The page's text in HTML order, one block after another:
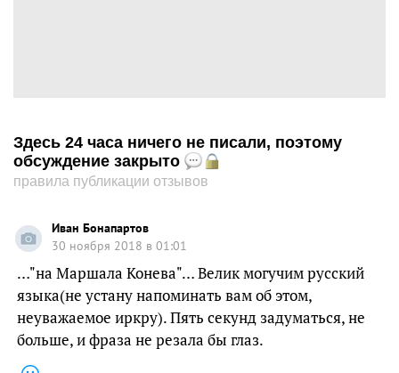
Здесь 24 часа ничего не писали, поэтому
обсуждение закрыто
правила публикации отзывов
Иван Бонапартов
30 ноября 2018 в 01:01
…"на Маршала Конева"… Велик могучим русский
языка(не устану напоминать вам об этом,
неуважаемое иркру). Пять секунд задуматься, не
больше, и фраза не резала бы глаз.